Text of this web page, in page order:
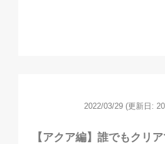
2022/03/29 (更新日:
【アクア編】誰でもクリ